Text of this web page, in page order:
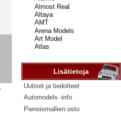
Lisätietoja
Uutiset ja tiedotteet
Automodels -info
Pienoismallien osto